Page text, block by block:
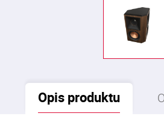
Opis produktu